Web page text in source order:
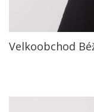
Velkoobchod